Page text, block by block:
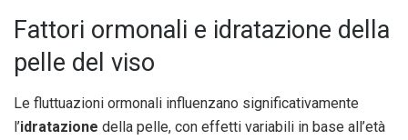
Fattori ormonali e idratazione della
pelle del viso
Le fluttuazioni ormonali influenzano significativamente
l’idratazione della pelle, con effetti variabili in base all’età